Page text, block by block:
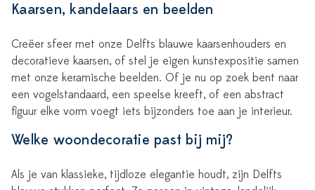
Kaarsen, kandelaars en beelden
Creëer sfeer met onze Delfts blauwe kaarsenhouders en
decoratieve kaarsen, of stel je eigen kunstexpositie samen
met onze keramische beelden. Of je nu op zoek bent naar
een vogelstandaard, een speelse kreeft, of een abstract
figuur elke vorm voegt iets bijzonders toe aan je interieur.
Welke woondecoratie past bij mij?
Als je van klassieke, tijdloze elegantie houdt, zijn Delfts